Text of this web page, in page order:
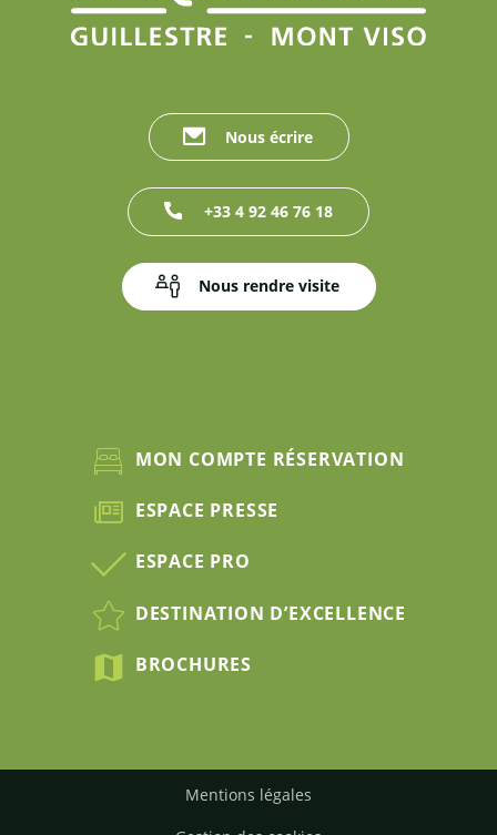
Nous écrire
+33 4 92 46 76 18
Nous rendre visite
MON COMPTE RÉSERVATION
ESPACE PRESSE
ESPACE PRO
DESTINATION D’EXCELLENCE
BROCHURES
Mentions légales